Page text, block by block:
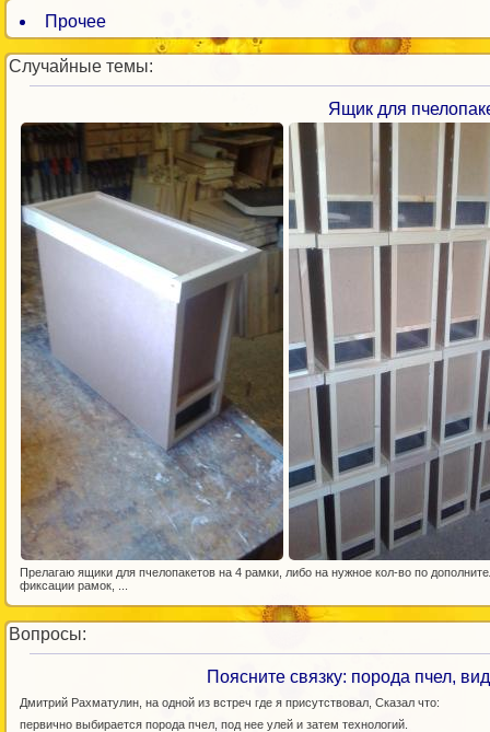
Прочее
Случайные темы:
Ящик для
Прелагаю ящики для пчелопакетов на 4 рамки, либо на нужное кол-во по
фиксации рамок, ...
Вопросы:
Поясните связку: порода пчел,
Дмитрий Рахматулин, на одной из встреч где я присутствовал, Сказал что:
первично выбирается порода пчел, под нее улей и затем технологий.